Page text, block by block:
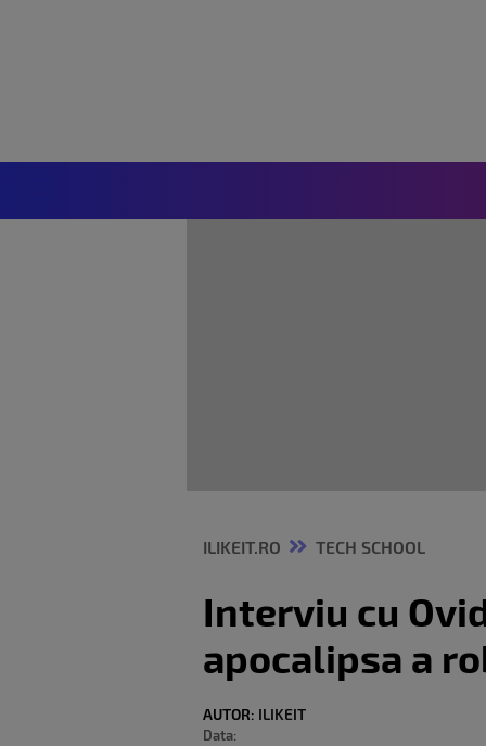
ILIKEIT.RO TECH SCHOOL
Interviu cu
apocalipsa a
AUTOR: ILIKEIT
Data: